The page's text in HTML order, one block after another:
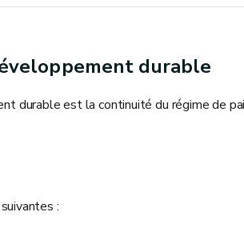
durable
durable est la continuité du régime de
: